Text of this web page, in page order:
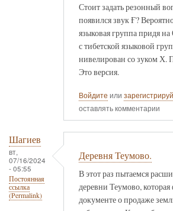
Стоит задать резонный
появился звук Ғ?
языковая группа придя
с тибетской языковой
нивелирован со зуком Х.
Это версия.
Войдите или
оставлять комментарии
Шагиев
вт,
07/16/2024
- 05:55
Постоянная
ссылка
(Permalink)
Деревня Теумово.
В этот раз пытаемся
деревни Теумово,
документе о продаже